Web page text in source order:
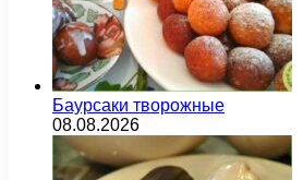
Баурсаки творожные
08.08.2026